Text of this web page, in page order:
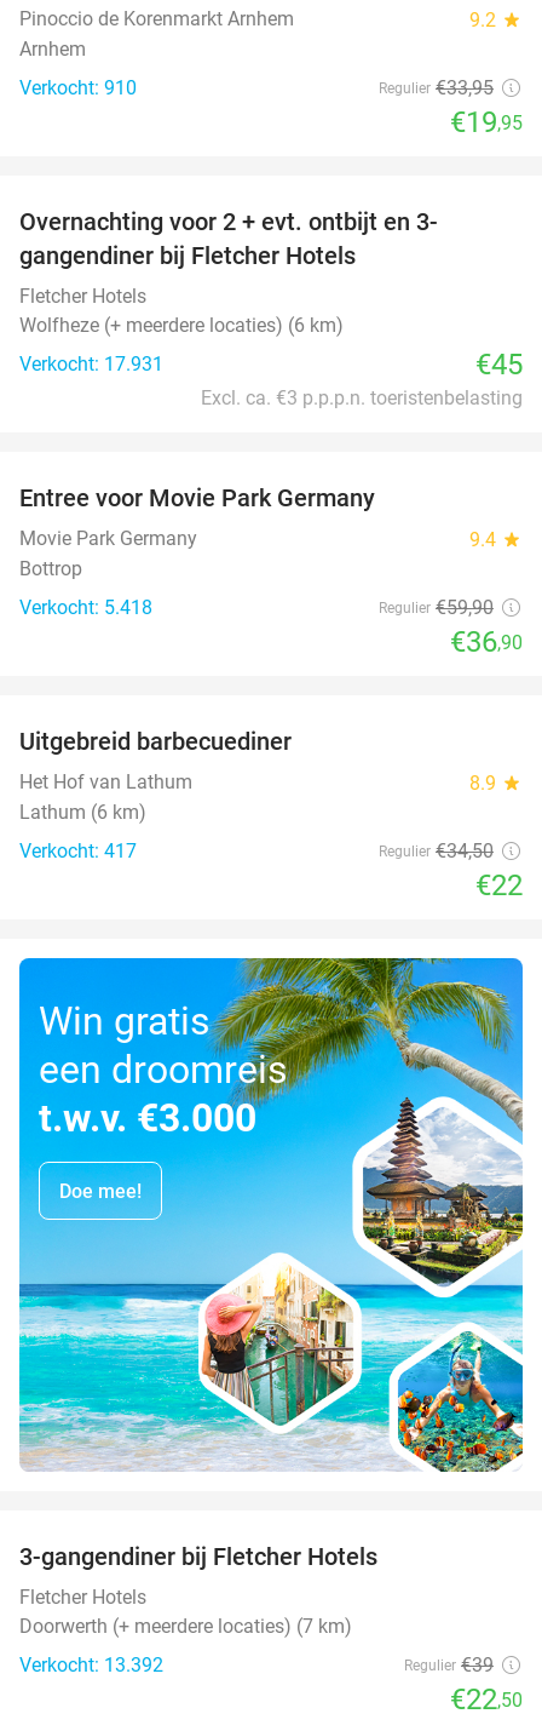
Pinoccio de Korenmarkt Arnhem 9.2 star
Arnhem
Verkocht: 910
Regulier €33,95
€19,95
Overnachting voor 2 + evt. ontbijt en 3-
gangendiner bij Fletcher Hotels
Fletcher Hotels
Wolfheze (+ meerdere locaties) (6 km)
Verkocht: 17.931
€45
Excl. ca. €3 p.p.p.n. toeristenbelasting
Entree voor Movie Park Germany
Movie Park Germany 9.4 star
Bottrop
Verkocht: 5.418
Regulier €59,90
€36,90
Uitgebreid barbecuediner
Het Hof van Lathum 8.9 star
Lathum (6 km)
Verkocht: 417
Regulier €34,50
€22
Win gratis
een droomreis
t.w.v. €3.000
Doe mee!
3-gangendiner bij Fletcher Hotels
Fletcher Hotels
Doorwerth (+ meerdere locaties) (7 km)
Verkocht: 13.392
Regulier €39
€22,50